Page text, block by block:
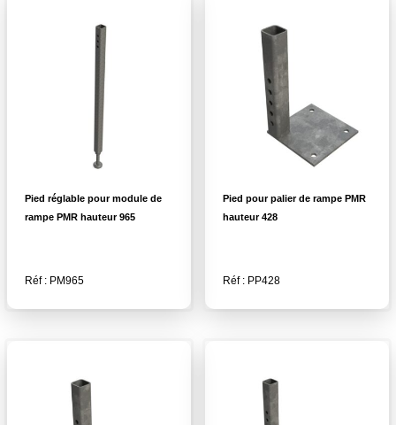
Pied réglable pour module de
rampe PMR hauteur 965
Réf : PM965
Pied pour palier de rampe PMR
hauteur 428
Réf : PP428